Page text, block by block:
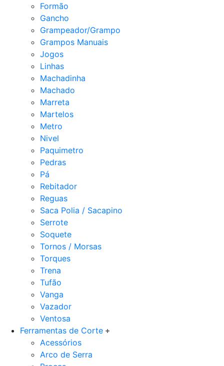
Formão
Gancho
Grampeador/Grampo
Grampos Manuais
Jogos
Linhas
Machadinha
Machado
Marreta
Martelos
Metro
Nivel
Paquimetro
Pedras
Pá
Rebitador
Reguas
Saca Polia / Sacapino
Serrote
Soquete
Tornos / Morsas
Torques
Trena
Tufão
Vanga
Vazador
Ventosa
Ferramentas de Corte
Acessórios
Arco de Serra